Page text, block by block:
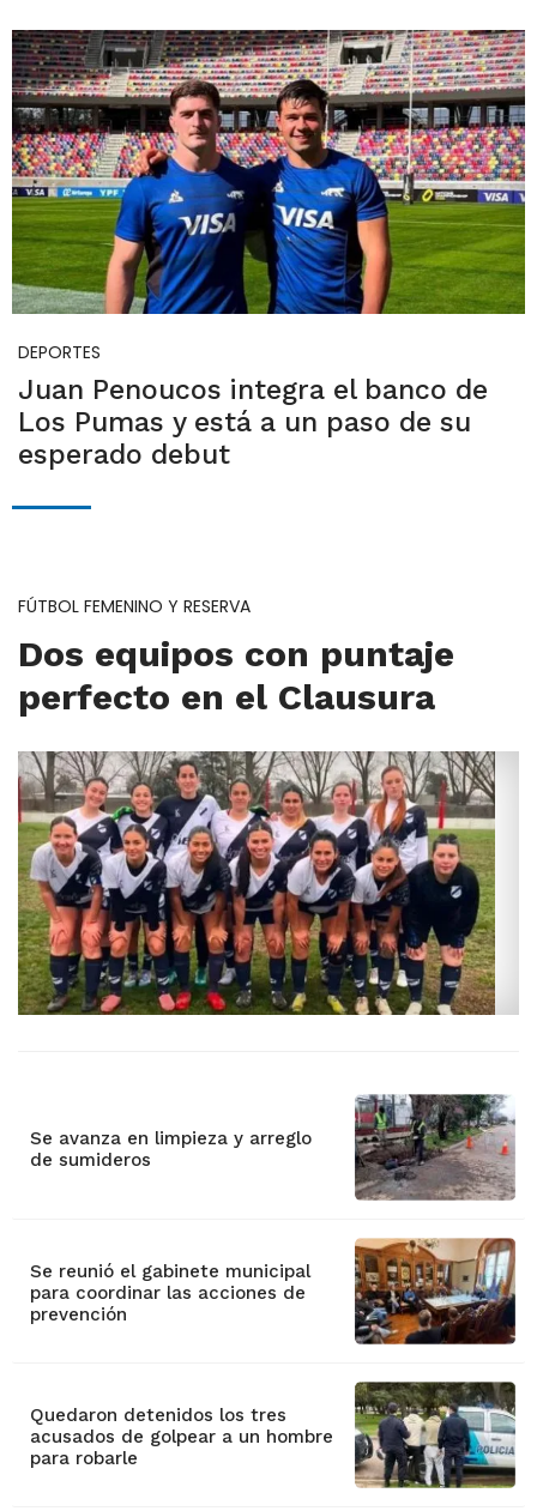
DEPORTES
Juan Penoucos integra el banco de
Los Pumas y está a un paso de su
esperado debut
FÚTBOL FEMENINO Y RESERVA
Dos equipos con puntaje
perfecto en el Clausura
Se avanza en limpieza y arreglo
de sumideros
Se reunió el gabinete municipal
para coordinar las acciones de
prevención
Quedaron detenidos los tres
acusados de golpear a un hombre
para robarle